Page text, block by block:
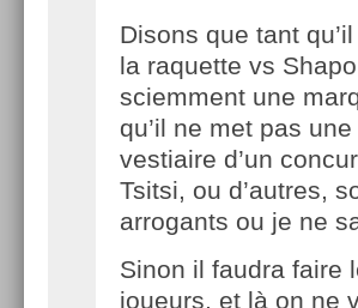
Disons que tant
la raquette vs
sciemment une
qu’il ne met pas
vestiaire d’un
Tsitsi, ou d’autres,
arrogants ou je ne
Sinon il faudra faire
joueurs, et là on ne